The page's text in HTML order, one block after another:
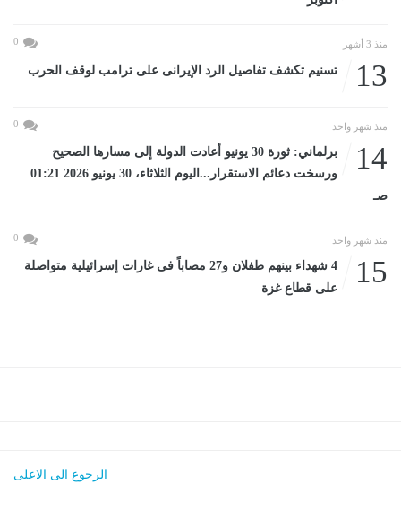
منذ 3 أشهر 0
13 تسنيم تكشف تفاصيل الرد الإيرانى على ترامب لوقف الحرب
منذ شهر واحد 0
14
برلماني: ثورة 30 يونيو أعادت الدولة إلى مسارها الصحيح
ورسخت دعائم الاستقرار...اليوم الثلاثاء، 30 يونيو 2026 01:21
صـ
منذ شهر واحد 0
15
4 شهداء بينهم طفلان و27 مصاباً فى غارات إسرائيلية متواصلة
على قطاع غزة
الرجوع الى الاعلى